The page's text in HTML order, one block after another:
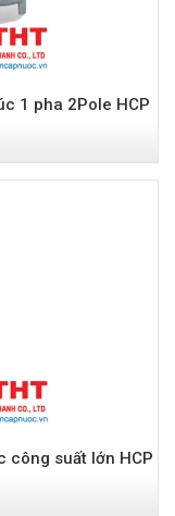
1 pha 2Pole HCP
công suất lớn HCP